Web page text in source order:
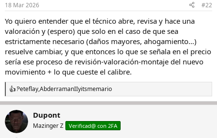
e
:
18 Mar 2026 #22
Yo quiero entender que el técnico abre, revisa y hace una
valoración y (espero) que solo en el caso de que sea
estrictamente necesario (daños mayores, ahogamiento…)
resuelve cambiar, y que entonces lo que se señala en el precio
sería ese proceso de revisión-valoración-montaje del nuevo
movimiento + lo que cueste el calibre.
R
e
a
c
c
i
Peteflay,AbderramanIIyitsmemario
Dupont
Mazinger Z Verificad@ con 2FA